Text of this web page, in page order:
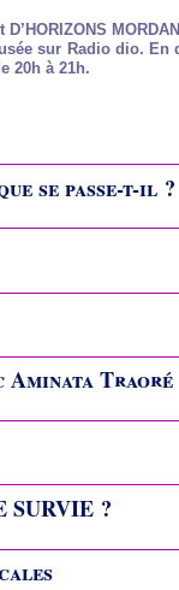
sur Radio dio. En
20h à 21h.
se passe-t-il ?
Aminata Traoré
SURVIE ?